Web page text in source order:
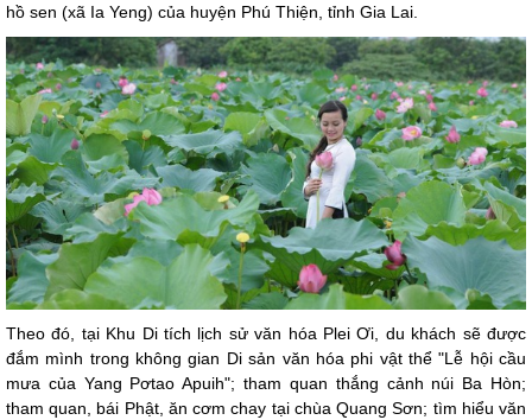
hồ sen (xã Ia Yeng) của huyện Phú Thiện, tỉnh Gia Lai.
Theo đó, tại Khu Di tích lịch sử văn hóa Plei Ơi, du khách sẽ được
đắm mình trong không gian Di sản văn hóa phi vật thể "Lễ hội cầu
mưa của Yang Pơtao Apuih"; tham quan thắng cảnh núi Ba Hòn;
tham quan, bái Phật, ăn cơm chay tại chùa Quang Sơn; tìm hiểu văn